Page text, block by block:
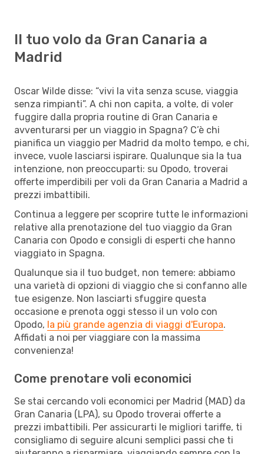
Il tuo volo da Gran Canaria a
Madrid
Oscar Wilde disse: “vivi la vita senza scuse, viaggia
senza rimpianti”. A chi non capita, a volte, di voler
fuggire dalla propria routine di Gran Canaria e
avventurarsi per un viaggio in Spagna? C’è chi
pianifica un viaggio per Madrid da molto tempo, e chi,
invece, vuole lasciarsi ispirare. Qualunque sia la tua
intenzione, non preoccuparti: su Opodo, troverai
offerte imperdibili per voli da Gran Canaria a Madrid a
prezzi imbattibili.
Continua a leggere per scoprire tutte le informazioni
relative alla prenotazione del tuo viaggio da Gran
Canaria con Opodo e consigli di esperti che hanno
viaggiato in Spagna.
Qualunque sia il tuo budget, non temere: abbiamo
una varietà di opzioni di viaggio che si confanno alle
tue esigenze. Non lasciarti sfuggire questa
occasione e prenota oggi stesso il un volo con
Opodo, la più grande agenzia di viaggi d'Europa.
Affidati a noi per viaggiare con la massima
convenienza!
Come prenotare voli economici
Se stai cercando voli economici per Madrid (MAD) da
Gran Canaria (LPA), su Opodo troverai offerte a
prezzi imbattibili. Per assicurarti le migliori tariffe, ti
consigliamo di seguire alcuni semplici passi che ti